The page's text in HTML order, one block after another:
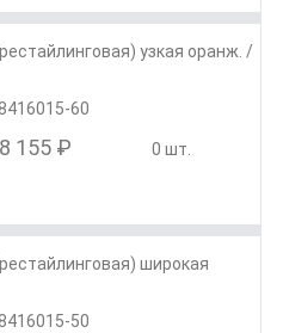
узкая оранж. /
60
155 ₽ 0 шт.
широкая
50